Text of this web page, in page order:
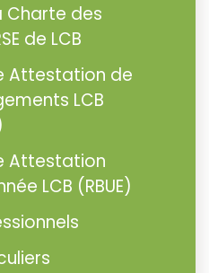
Charte des
de LCB
Attestation de
LCB
Attestation
LCB (RBUE)